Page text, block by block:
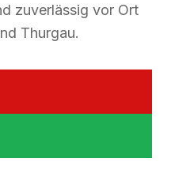
zuverlässig vor Ort
Thurgau.